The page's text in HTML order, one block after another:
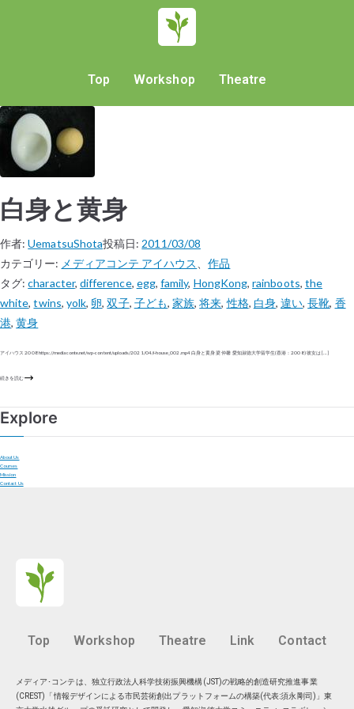
Top Workshop Theatre
白身と黄身
作者:UematsuShota投稿日: 2011/03/08
カテゴリー: メディアコンテ アイハウス 、作品
タグ:character, difference, egg, family, HongKong,rainboots, the
white,twins, yolk, 卵,双子, 子ども, 家族,将来,性格, 白身, 違い,長靴, 香
港,黄身
アイハウス 2008 https://mediaconte.net/wp-content/uploads/2021/04/i-house_002.mp4 白身と黄身 梁 仲馨 愛知淑徳大学留学生(香港：2008) 彼女は […]
続きを読む
Explore
About Us
Courses
Mission
Contact Us
Top Workshop Theatre Link Contact
メディア･コンテは、独立行政法人科学技術振興機構(JST)の戦略的創造研究推進事業
(CREST)「情報デザインによる市民芸術創出プラットフォームの構築(代表:須永剛司)」東